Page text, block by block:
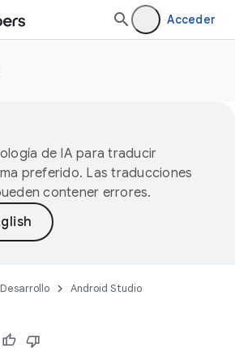
Acceder
de IA para traducir
preferido. Las traducciones
contener errores.
Desarrollo
Android Studio